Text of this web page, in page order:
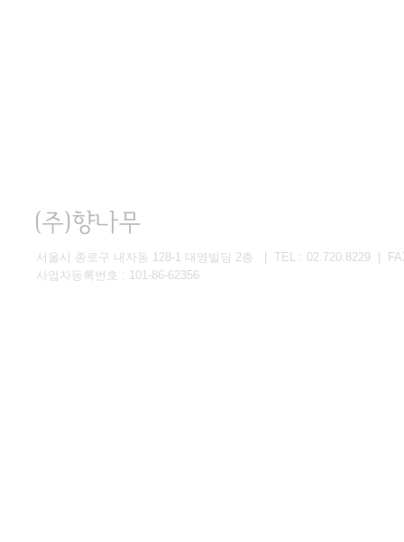
서울시 종로구 내자동 128-1 대영빌딩 2층 | TEL : 02.720.8229 |
사업자등록번호 : 101-86-62356